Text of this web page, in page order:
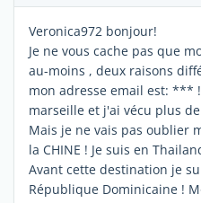
Veronica972 bonjour!
Je ne vous cache pas que
au-moins , deux raisons
mon adresse email est: ***
marseille et j'ai vécu plus
Mais je ne vais pas oublier
la CHINE ! Je suis en
Avant cette destination je
République Dominicaine !